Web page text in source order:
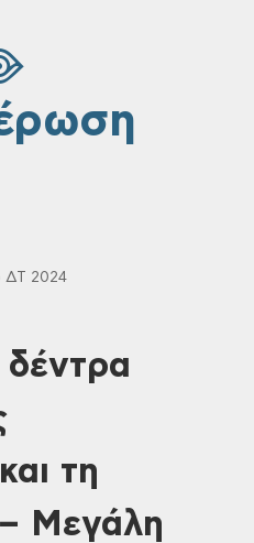
ΔΤ 2024
τη
Μεγάλη